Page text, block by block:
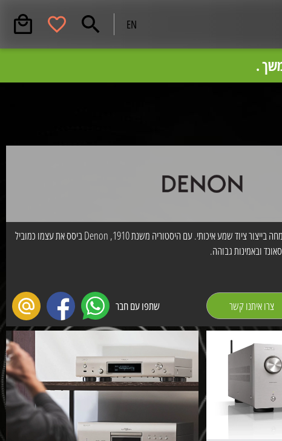
EN
. להתקשר
Denon היא חברת שמע ידועה המתמחה בייצור ציוד שמע איכותי. עם היסטוריה משנת 1910, Denon ביסס את עצמו כמוביל
ובאמינות גבוהה.
צרו איתנו קשר שתפו עם חבר